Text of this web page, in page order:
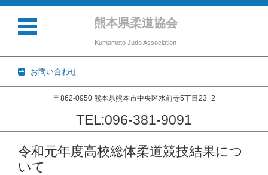
熊本県柔道協会
Kumamoto Judo Association
お問い合わせ
〒862-0950 熊本県熊本市中央区水前寺5丁目23−2
TEL:096-381-9091
コンテンツに移動
令和元年度高校総体柔道競技結果につ
いて